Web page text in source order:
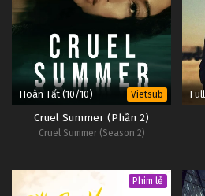
Hoàn Tất (10/10) Vietsub
Cruel Summer (Phần 2)
Cruel Summer (Season 2)
Full
Phim lẻ